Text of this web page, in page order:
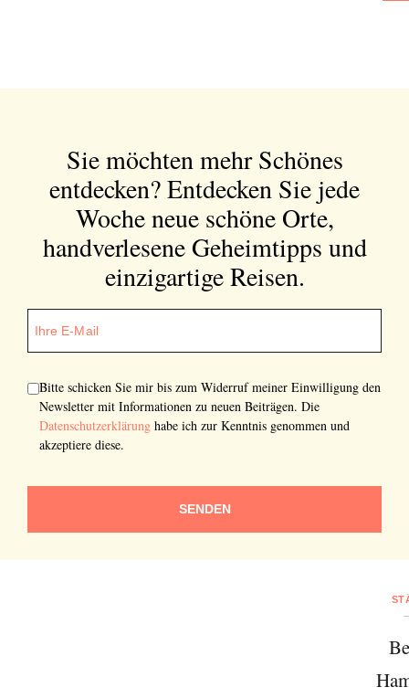
Sie möchten mehr Schönes
entdecken?Entdecken Sie jede
Woche neue schöne Orte,
handverlesene Geheimtipps und
einzigartige Reisen.
Bitte schicken Sie mir bis zum Widerruf meiner Einwilligung den
Newsletter mit Informationen zu neuen Beiträgen. Die
Datenschutzerklärung habe ich zur Kenntnis genommen und
akzeptiere diese.
SENDEN